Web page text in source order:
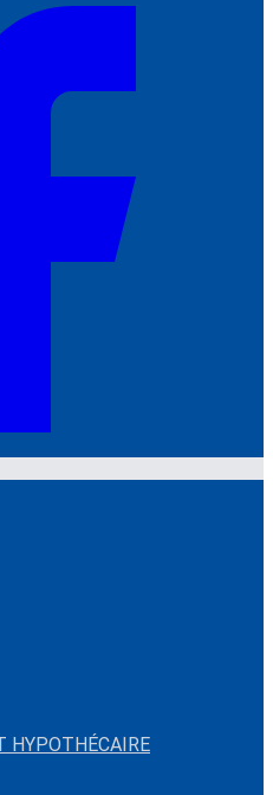
HYPOTHÉCAIRE